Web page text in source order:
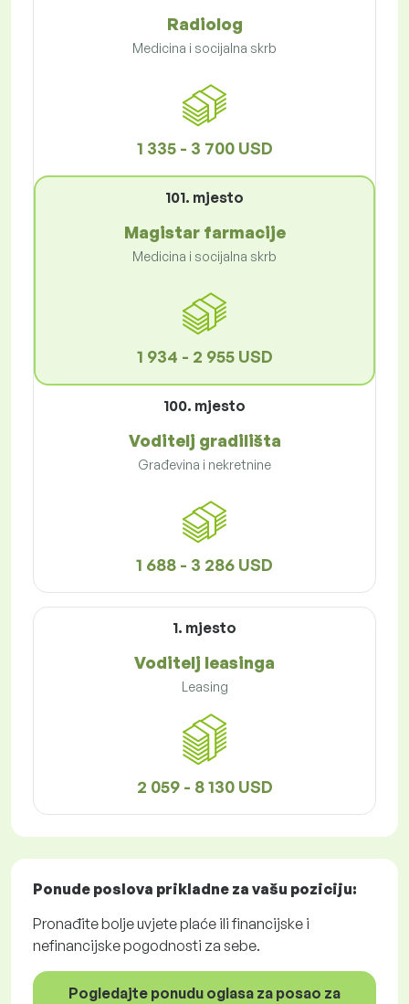
Radiolog
Medicina i socijalna skrb
1 335 - 3 700 USD
101. mjesto
Magistar farmacije
Medicina i socijalna skrb
1 934 - 2 955 USD
100. mjesto
Voditelj gradilišta
Građevina i nekretnine
1 688 - 3 286 USD
1. mjesto
Voditelj leasinga
Leasing
2 059 - 8 130 USD
Ponude poslova prikladne za vašu poziciju:
Pronađite bolje uvjete plaće ili financijske i
nefinancijske pogodnosti za sebe.
Pogledajte ponudu oglasa za posao za